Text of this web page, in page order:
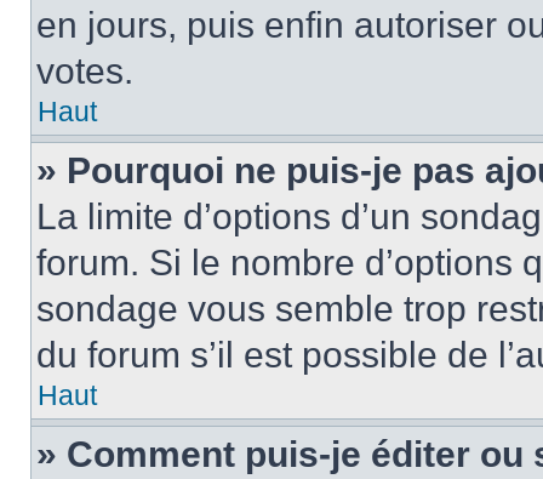
en jours, puis enfin autoriser
votes.
Haut
» Pourquoi ne puis-je pas
La limite d’options d’un
forum. Si le nombre d’options
sondage vous semble trop
du forum s’il est possible de
Haut
» Comment puis-je éditer ou